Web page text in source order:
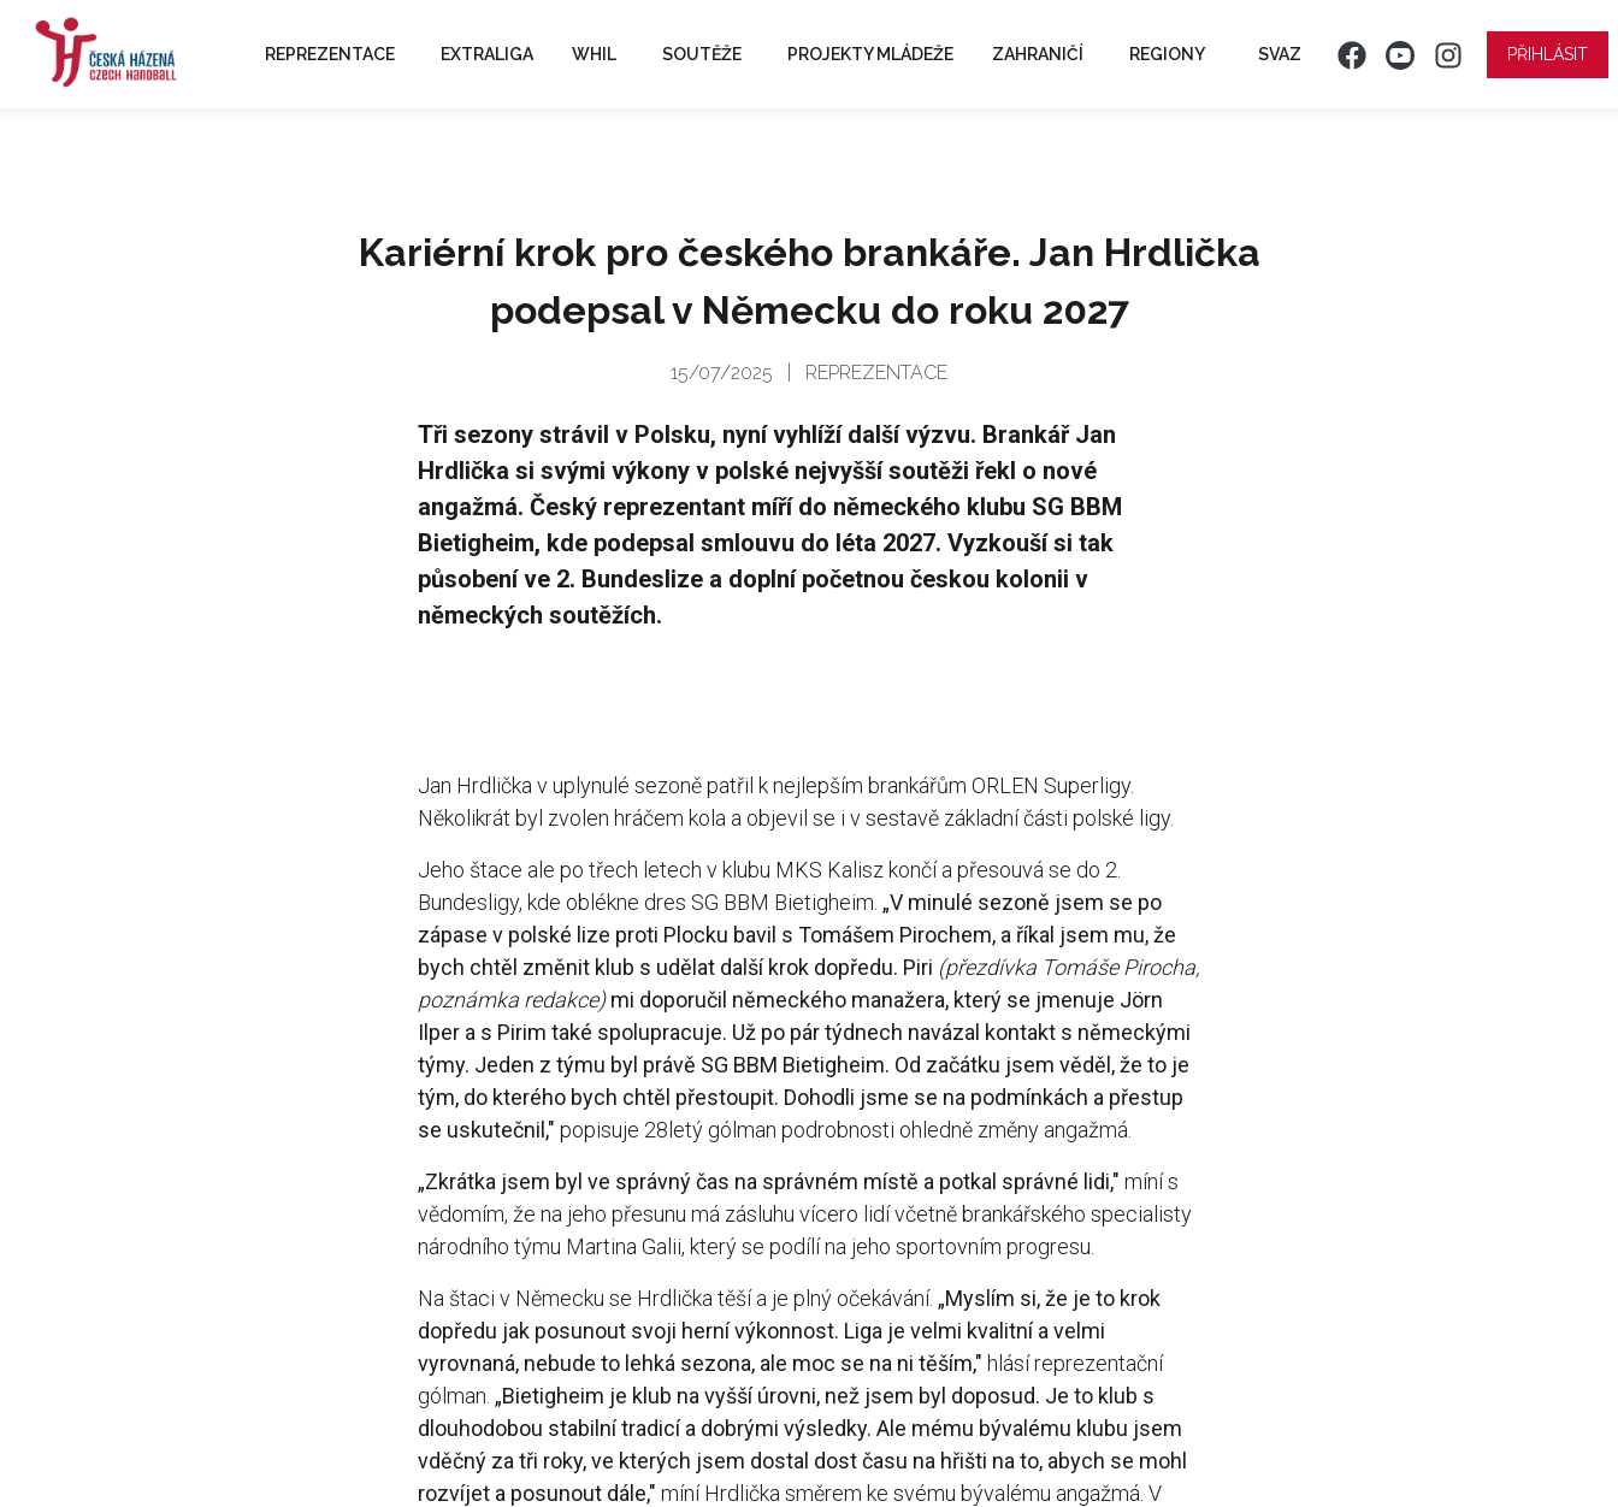
REPREZENTACE EXTRALIGA WHIL SOUTĚŽE PROJEKTY MLÁDEŽE ZAHRANIČÍ REGIONY SVAZ PŘIHLÁSIT
Kariérní krok pro českého brankáře. Jan Hrdlička
podepsal v Německu do roku 2027
15/07/2025 REPREZENTACE
Tři sezony strávil v Polsku, nyní vyhlíží další výzvu. Brankář Jan
Hrdlička si svými výkony v polské nejvyšší soutěži řekl o nové
angažmá. Český reprezentant míří do německého klubu SG BBM
Bietigheim, kde podepsal smlouvu do léta 2027. Vyzkouší si tak
působení ve 2. Bundeslize a doplní početnou českou kolonii v
německých soutěžích.
Jan Hrdlička v uplynulé sezoně patřil k nejlepším brankářům ORLEN Superligy.
Několikrát byl zvolen hráčem kola a objevil se i v sestavě základní části polské ligy.
Jeho štace ale po třech letech v klubu MKS Kalisz končí a přesouvá se do 2.
Bundesligy, kde oblékne dres SG BBM Bietigheim. „V minulé sezoně jsem se po
zápase v polské lize proti Plocku bavil s Tomášem Pirochem, a říkal jsem mu, že
bych chtěl změnit klub s udělat další krok dopředu. Piri (přezdívka Tomáše Pirocha,
poznámka redakce)mi doporučil německého manažera, který se jmenuje Jörn
Ilper a s Pirim také spolupracuje. Už po pár týdnech navázal kontakt s německými
týmy. Jeden z týmu byl právě SG BBM Bietigheim. Od začátku jsem věděl, že to je
tým, do kterého bych chtěl přestoupit. Dohodli jsme se na podmínkách a přestup
se uskutečnil," popisuje 28letý gólman podrobnosti ohledně změny angažmá.
„Zkrátka jsem byl ve správný čas na správném místě a potkal správné lidi," míní s
vědomím, že na jeho přesunu má zásluhu vícero lidí včetně brankářského specialisty
národního týmu Martina Galii, který se podílí na jeho sportovním progresu.
Na štaci v Německu se Hrdlička těší a je plný očekávání. „Myslím si, že je to krok
dopředu jak posunout svoji herní výkonnost. Liga je velmi kvalitní a velmi
vyrovnaná, nebude to lehká sezona, ale moc se na ni těším," hlásí reprezentační
gólman. „Bietigheim je klub na vyšší úrovni, než jsem byl doposud. Je to klub s
dlouhodobou stabilní tradicí a dobrými výsledky. Ale mému bývalému klubu jsem
vděčný za tři roky, ve kterých jsem dostal dost času na hřišti na to, abych se mohl
rozvíjet a posunout dále," míní Hrdlička směrem ke svému bývalému angažmá. V